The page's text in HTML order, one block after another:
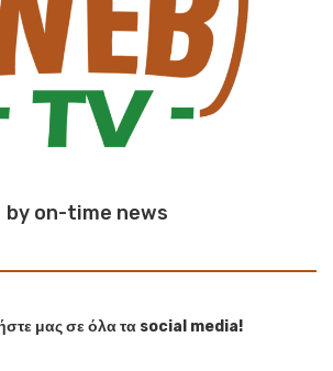
by on-time news
μας σε όλα τα social media!